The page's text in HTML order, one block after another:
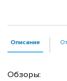
Описание
Обзоры: